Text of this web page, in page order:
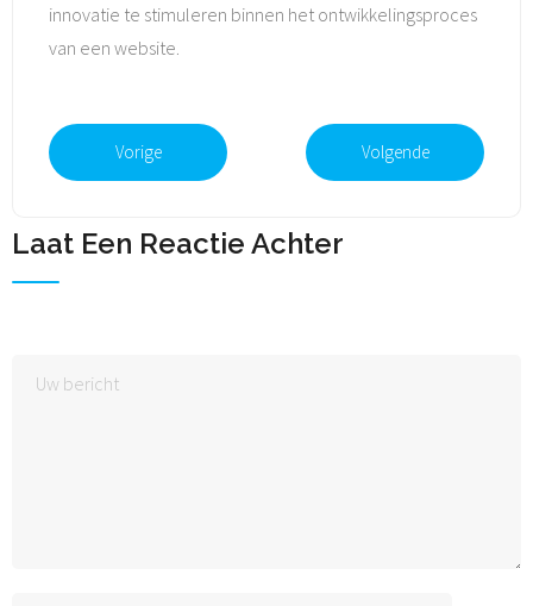
innovatie te stimuleren binnen het ontwikkelingsproces
van een website.
Vorige Volgende
Laat Een Reactie Achter